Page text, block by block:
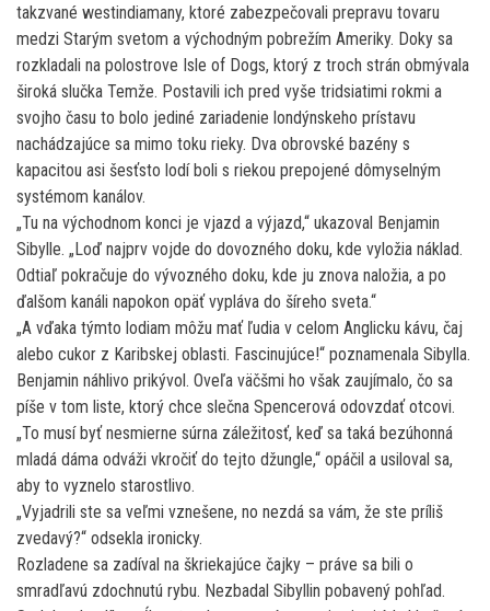
takzvané westindiamany, ktoré zabezpečovali prepravu tovaru
medzi Starým svetom a východným pobrežím Ameriky. Doky sa
rozkladali na polostrove Isle of Dogs, ktorý z troch strán obmývala
široká slučka Temže. Postavili ich pred vyše tridsiatimi rokmi a
svojho času to bolo jediné zariadenie londýnskeho prístavu
nachádzajúce sa mimo toku rieky. Dva obrovské bazény s
kapacitou asi šesťsto lodí boli s riekou prepojené dômyselným
systémom kanálov.
„Tu na východnom konci je vjazd a výjazd,“ ukazoval Benjamin
Sibylle. „Loď najprv vojde do dovozného doku, kde vyložia náklad.
Odtiaľ pokračuje do vývozného doku, kde ju znova naložia, a po
ďalšom kanáli napokon opäť vypláva do šíreho sveta.“
„A vďaka týmto lodiam môžu mať ľudia v celom Anglicku kávu, čaj
alebo cukor z Karibskej oblasti. Fascinujúce!“ poznamenala Sibylla.
Benjamin náhlivo prikývol. Oveľa väčšmi ho však zaujímalo, čo sa
píše v tom liste, ktorý chce slečna Spencerová odovzdať otcovi.
„To musí byť nesmierne súrna záležitosť, keď sa taká bezúhonná
mladá dáma odváži vkročiť do tejto džungle,“ opáčil a usiloval sa,
aby to vyznelo starostlivo.
„Vyjadrili ste sa veľmi vznešene, no nezdá sa vám, že ste príliš
zvedavý?“ odsekla ironicky.
Rozladene sa zadíval na škriekajúce čajky – práve sa bili o
smradľavú zdochnutú rybu. Nezbadal Sibyllin pobavený pohľad.